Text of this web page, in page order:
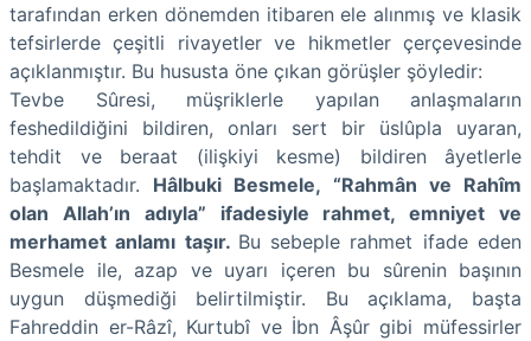
tarafından erken dönemden itibaren ele alınmış ve klasik
tefsirlerde çeşitli rivayetler ve hikmetler çerçevesinde
açıklanmıştır. Bu hususta öne çıkan görüşler şöyledir:
Tevbe Sûresi, müşriklerle yapılan anlaşmaların
feshedildiğini bildiren, onları sert bir üslûpla uyaran,
tehdit ve beraat (ilişkiyi kesme) bildiren âyetlerle
başlamaktadır. Hâlbuki Besmele, “Rahmân ve Rahîm
olan Allah’ın adıyla” ifadesiyle rahmet, emniyet ve
merhamet anlamı taşır. Bu sebeple rahmet ifade eden
Besmele ile, azap ve uyarı içeren bu sûrenin başının
uygun düşmediği belirtilmiştir. Bu açıklama, başta
Fahreddin er-Râzî, Kurtubî ve İbn Âşûr gibi müfessirler